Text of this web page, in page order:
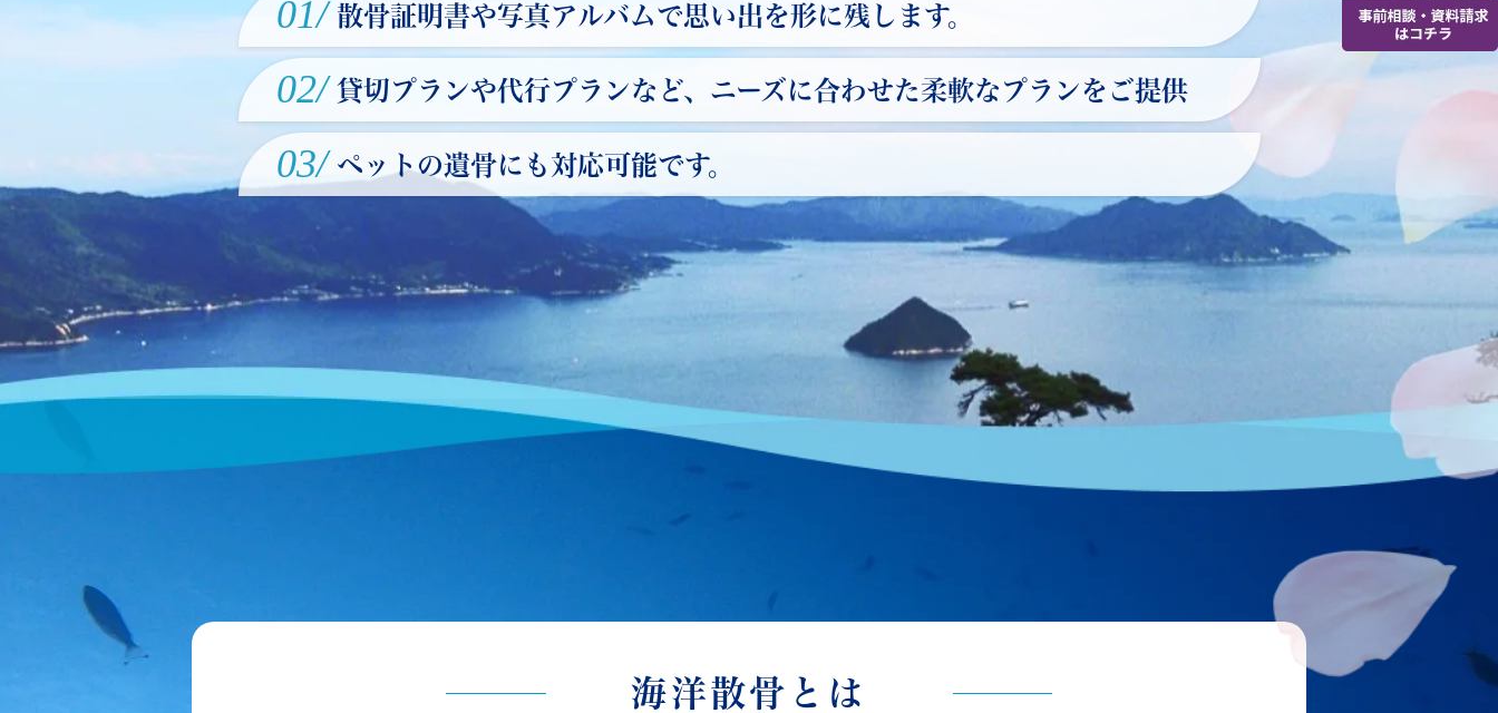
01/ 散骨証明書や写真アルバムで思い出を形に残します。
02/ 貸切プランや代行プランなど、ニーズに合わせた柔軟なプランをご提供
03/ ペットの遺骨にも対応可能です。
海洋散骨とは